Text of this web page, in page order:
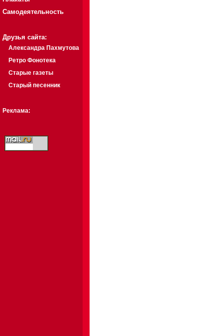
Самодеятельность
Друзья сайта:
Александра Пахмутова
Ретро Фонотека
Старые газеты
Старый песенник
Реклама: